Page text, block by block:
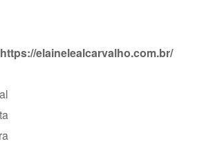
https://elainelealcarvalho.com.br/